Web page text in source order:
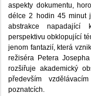
aspekty dokumentu,
délce 2 hodin 45 minut
abstrakce napadající
perspektivu obklopující
jenom fantazií, která
režiséra Petera
rozšiřuje akademický
především
poznatcích.